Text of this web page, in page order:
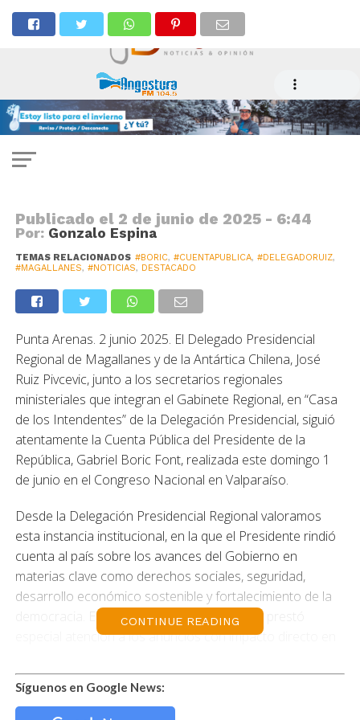
Delegado Presidencial Regional
destaca Cuenta Pública del
Presidente Gabriel Boric
Publicado el 2 de junio de 2025 - 6:44
Por: Gonzalo Espina
TEMAS RELACIONADOS #BORIC, #CUENTAPUBLICA, #DELEGADORUIZ,
#MAGALLANES, #NOTICIAS, DESTACADO
Punta Arenas. 2 junio 2025. El Delegado Presidencial
Regional de Magallanes y de la Antártica Chilena, José
Ruiz Pivcevic, junto a los secretarios regionales
ministeriales que integran el Gabinete Regional, en “Casa
de los Intendentes” de la Delegación Presidencial, siguió
atentamente la Cuenta Pública del Presidente de la
República, Gabriel Boric Font, realizada este domingo 1
de junio en el Congreso Nacional en Valparaíso.
Desde la Delegación Presidencial Regional valoramos
esta instancia institucional, en la que el Presidente rindió
cuenta al país sobre los avances del Gobierno en
materias clave como derechos sociales, seguridad,
desarrollo económico sostenible y fortalecimiento de la
democracia. El Delegado, junto a su equipo, prestó
especial atención a los anuncios con impacto directo en
El Delegado Presidencial indicó: » Cuando el Presidente
tiene la oportunidad de dar cuenta al país del Estado
CONTINUE READING
Síguenos en Google News: